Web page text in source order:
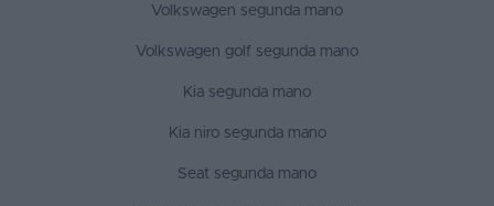
Volkswagen segunda mano
Volkswagen golf segunda mano
Kia segunda mano
Kia niro segunda mano
Seat segunda mano